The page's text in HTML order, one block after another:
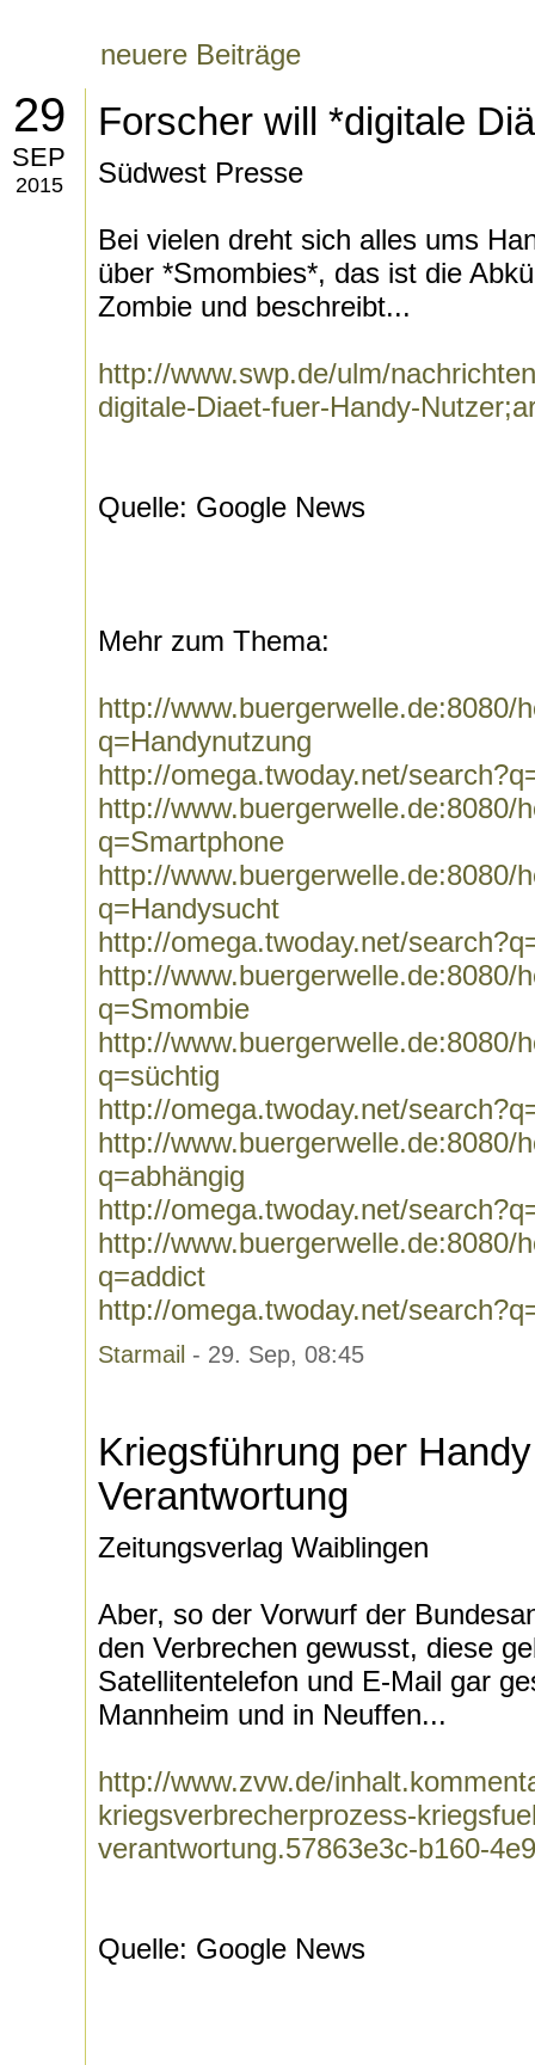
neuere Beiträge
29
SEP
2015
Forscher will *digitale
Südwest Presse
Bei vielen dreht sich alles ums
über *Smombies*, das ist die
Zombie und beschreibt...
http://www.swp.de/ulm/
digitale-Diaet-fuer-Handy-
Quelle: Google News
Mehr zum Thema:
http://www.buergerwelle.de:8080/
q=Handynutzung
http://omega.twoday.net/
http://www.buergerwelle.de:8080/
q=Smartphone
http://www.buergerwelle.de:8080/
q=Handysucht
http://omega.twoday.net/
http://www.buergerwelle.de:8080/
q=Smombie
http://www.buergerwelle.de:8080/
q=süchtig
http://omega.twoday.net/
http://www.buergerwelle.de:8080/
q=abhängig
http://omega.twoday.net/
http://www.buergerwelle.de:8080/
q=addict
http://omega.twoday.net/
Starmail - 29. Sep, 08:45
Kriegsführung per
Verantwortung
Zeitungsverlag Waiblingen
Aber, so der Vorwurf der
den Verbrechen gewusst, diese
Satellitentelefon und E-Mail gar
Mannheim und in Neuffen...
http://www.zvw.de/
kriegsverbrecherprozess-
verantwortung.57863e3c-b160-
Quelle: Google News